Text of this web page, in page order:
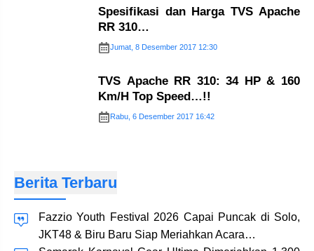
Spesifikasi dan Harga TVS Apache
RR 310…
Jumat, 8 Desember 2017 12:30
TVS Apache RR 310: 34 HP & 160
Km/H Top Speed…!!
Rabu, 6 Desember 2017 16:42
Berita Terbaru
Fazzio Youth Festival 2026 Capai Puncak di Solo,
JKT48 & Biru Baru Siap Meriahkan Acara…